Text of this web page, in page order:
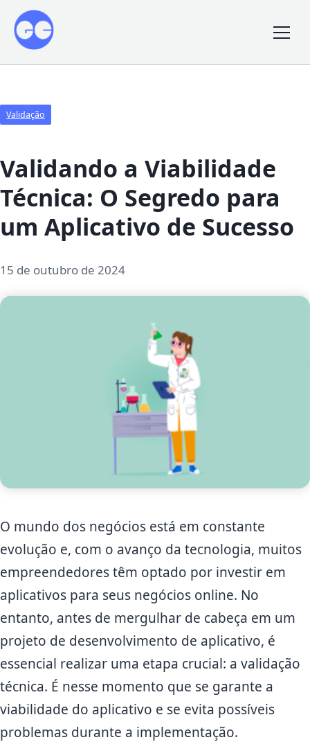
Validação
Validando a Viabilidade
Técnica: O Segredo para
um Aplicativo de Sucesso
15 de outubro de 2024
O mundo dos negócios está em constante
evolução e, com o avanço da tecnologia, muitos
empreendedores têm optado por investir em
aplicativos para seus negócios online. No
entanto, antes de mergulhar de cabeça em um
projeto de desenvolvimento de aplicativo, é
essencial realizar uma etapa crucial: a validação
técnica. É nesse momento que se garante a
viabilidade do aplicativo e se evita possíveis
problemas durante a implementação.